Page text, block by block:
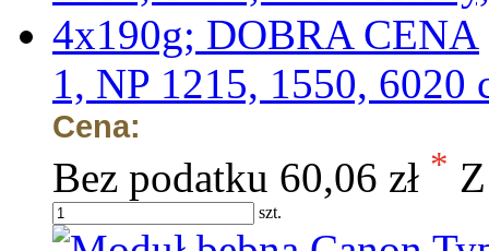
1, NP 1215, 1550,
Cena:
Bez podatku 60,06 zł *
szt.